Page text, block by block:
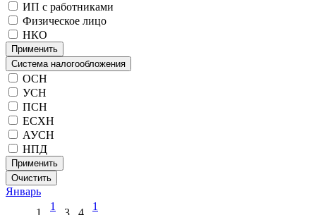
ИП с работниками
Физическое лицо
НКО
Применить
Система налогообложения
ОСН
УСН
ПСН
ЕСХН
АУСН
НПД
Применить
Очистить
Январь
1
1